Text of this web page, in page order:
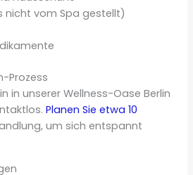
nicht vom Spa gestellt)
Prozess
in unserer Wellness-Oase Berlin
Planen Sie etwa 10
um sich entspannt